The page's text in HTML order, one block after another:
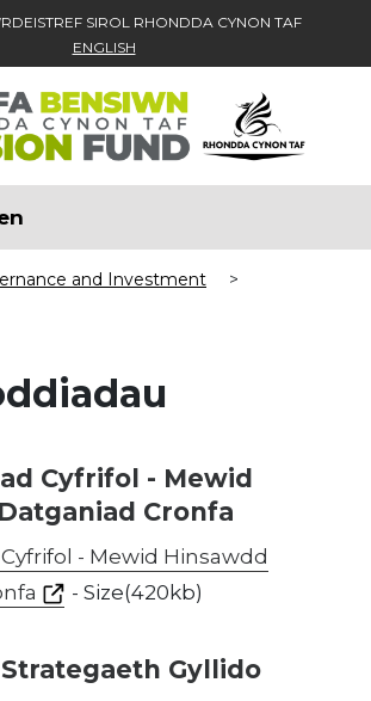
SIROL RHONDDA CYNON TAF
ENGLISH
and Investment
>
Cyfrifol - Mewid
Cronfa
- Mewid Hinsawdd
- Size(420kb)
Gyllido